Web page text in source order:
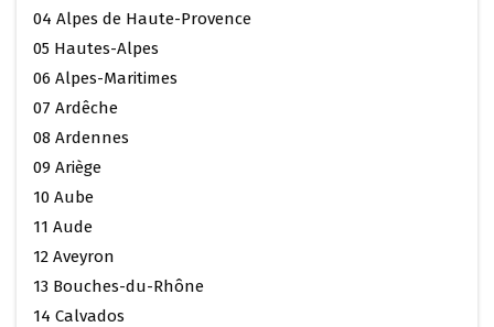
04 Alpes de Haute-Provence
05 Hautes-Alpes
06 Alpes-Maritimes
07 Ardêche
08 Ardennes
09 Ariège
10 Aube
11 Aude
12 Aveyron
13 Bouches-du-Rhône
14 Calvados